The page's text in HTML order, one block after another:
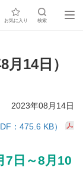
お気に入り 検索
14日）
2023年08月14日
：475.6 KB）
7日～8月10